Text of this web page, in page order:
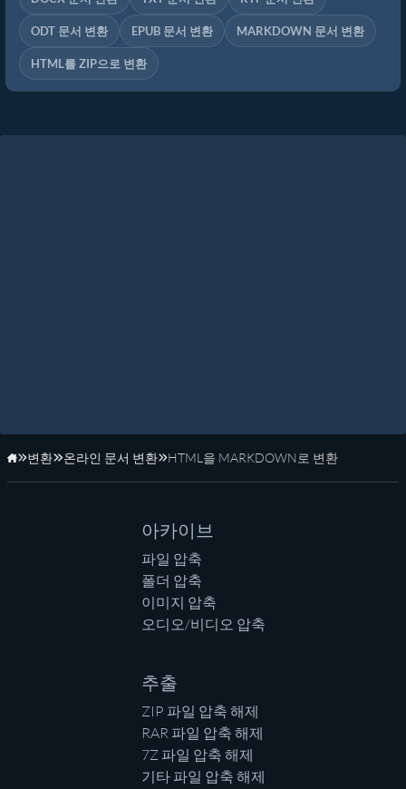
ODT 문서 변환 EPUB 문서 변환 MARKDOWN 문서 변환
HTML를 ZIP으로 변환
홈페이지
변환 온라인 문서 변환 HTML을 MARKDOWN로 변환
아카이브
파일 압축
폴더 압축
이미지 압축
오디오/비디오 압축
추출
ZIP 파일 압축 해제
RAR 파일 압축 해제
7Z 파일 압축 해제
기타 파일 압축 해제